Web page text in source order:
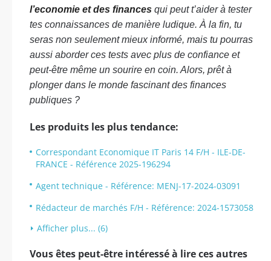
l’economie et des finances qui peut t’aider à tester
tes connaissances de manière ludique. À la fin, tu
seras non seulement mieux informé, mais tu pourras
aussi aborder ces tests avec plus de confiance et
peut-être même un sourire en coin. Alors, prêt à
plonger dans le monde fascinant des finances
publiques ?
Les produits les plus tendance:
Correspondant Economique IT Paris 14 F/H - ILE-DE-
FRANCE - Référence 2025-196294
Agent technique - Référence: MENJ-17-2024-03091
Rédacteur de marchés F/H - Référence: 2024-1573058
Afficher plus... (6)
Vous êtes peut-être intéressé à lire ces autres